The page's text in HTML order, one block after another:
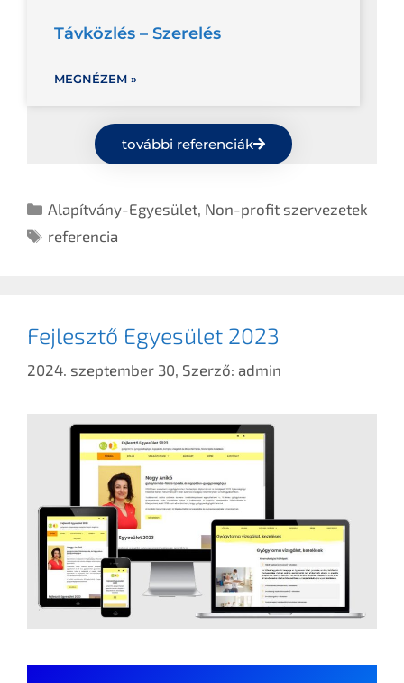
Távközlés – Szerelés
MEGNÉZEM »
további referenciák
Alapítvány-Egyesület Non-profit szervezetek
referencia
Fejlesztő Egyesület 2023
2024. szeptember 30, Szerző: admin